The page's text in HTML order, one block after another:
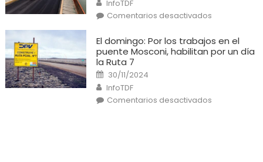
casa
InfoTDF
Comentarios desactivadosen
El
General
Mosconi
está
listo
El domingo: Por los trabajos en el
puente Mosconi, habilitan por un día
la Ruta 7
Posted
on
30/11/2024
Author
InfoTDF
Comentarios desactivadosen
El